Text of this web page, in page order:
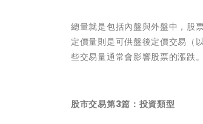
總量就是包括內盤與外盤中，股
定價量則是可供盤後定價交易（
些交易量通常會影響股票的漲跌。
股市交易第3篇：投資類型